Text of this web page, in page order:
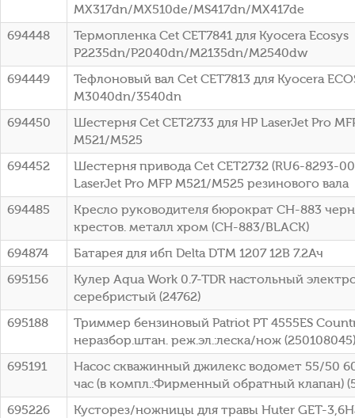
MX317dn/MX510de/MS417dn/MX417de
694448
Термопленка Cet CET7841 для Kyocera Ecosys
P2235dn/P2040dn/M2135dn/M2540dw
694449
Тефлоновый вал Cet CET7813 для Kyocera
M3040dn/3540dn
694450
Шестерня Cet CET2733 для HP LaserJet Pro
M521/M525
694452
Шестерня привода Cet CET2732 (RU6-8293-
LaserJet Pro MFP M521/M525 резинового вала
694485
Кресло руководителя бюрократ CH-883
крестов. металл хром (CH-883/BLACK)
694874
Батарея для ибп Delta DTM 1207 12В 7.2Ач
695156
Кулер Aqua Work 0.7-TDR настольный
серебристый (24762)
695188
Триммер бензиновый Patriot PT 4555ES
неразбор.штан. реж.эл.:леска/нож (250108045)
695191
Насос скважинный джилекс водомет 55/50
час (в компл.:Фирменный обратный клапан)
695226
Кусторез/ножницы для травы Huter GET-